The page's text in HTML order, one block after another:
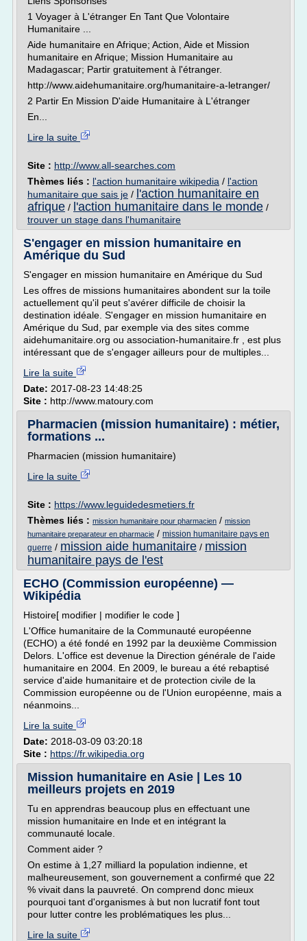
1 Voyager à L'étranger En Tant Que Volontaire
Humanitaire ...
Aide humanitaire en Afrique; Action, Aide et Mission
humanitaire en Afrique; Mission Humanitaire au
Madagascar; Partir gratuitement à l'étranger.
http://www.aidehumanitaire.org/humanitaire-a-letranger/
2 Partir En Mission D'aide Humanitaire à L'étranger
En...
Lire la suite
Site : http://www.all-searches.com
Thèmes liés : l'action humanitaire wikipedia / l'action
humanitaire que sais je / l'action humanitaire en
afrique / l'action humanitaire dans le monde /
trouver un stage dans l'humanitaire
S'engager en mission humanitaire en
Amérique du Sud
S'engager en mission humanitaire en Amérique du Sud
Les offres de missions humanitaires abondent sur la toile
actuellement qu'il peut s'avérer difficile de choisir la
destination idéale. S'engager en mission humanitaire en
Amérique du Sud, par exemple via des sites comme
aidehumanitaire.org ou association-humanitaire.fr , est plus
intéressant que de s'engager ailleurs pour de multiples...
Lire la suite
Date: 2017-08-23 14:48:25
Site : http://www.matoury.com
Pharmacien (mission humanitaire) : métier,
formations ...
Pharmacien (mission humanitaire)
Lire la suite
Site : https://www.leguidedesmetiers.fr
Thèmes liés : mission humanitaire pour pharmacien / mission
humanitaire preparateur en pharmacie / mission humanitaire pays en
guerre / mission aide humanitaire / mission
humanitaire pays de l'est
ECHO (Commission européenne) —
Wikipédia
Histoire[ modifier | modifier le code ]
L'Office humanitaire de la Communauté européenne
(ECHO) a été fondé en 1992 par la deuxième Commission
Delors. L'office est devenue la Direction générale de l'aide
humanitaire en 2004. En 2009, le bureau a été rebaptisé
service d'aide humanitaire et de protection civile de la
Commission européenne ou de l'Union européenne, mais a
néanmoins...
Lire la suite
Date: 2018-03-09 03:20:18
Site : https://fr.wikipedia.org
Mission humanitaire en Asie | Les 10
meilleurs projets en 2019
Tu en apprendras beaucoup plus en effectuant une
mission humanitaire en Inde et en intégrant la
communauté locale.
Comment aider ?
On estime à 1,27 milliard la population indienne, et
malheureusement, son gouvernement a confirmé que 22
% vivait dans la pauvreté. On comprend donc mieux
pourquoi tant d'organismes à but non lucratif font tout
pour lutter contre les problématiques les plus...
Lire la suite